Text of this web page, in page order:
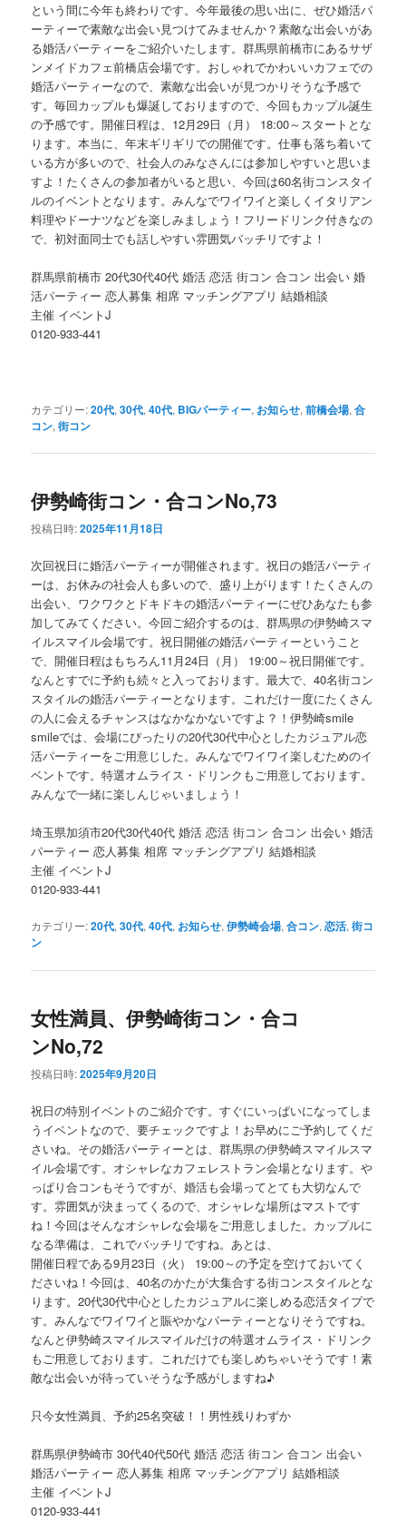
という間に今年も終わりです。今年最後の思い出に、ぜひ婚活パ
ーティーで素敵な出会い見つけてみませんか？素敵な出会いがあ
る婚活パーティーをご紹介いたします。群馬県前橋市にあるサザ
ンメイドカフェ前橋店会場です。おしゃれでかわいいカフェでの
婚活パーティーなので、素敵な出会いが見つかりそうな予感で
す。毎回カップルも爆誕しておりますので、今回もカップル誕生
の予感です。開催日程は、12月29日（月） 18:00～スタートとな
ります。本当に、年末ギリギリでの開催です。仕事も落ち着いて
いる方が多いので、社会人のみなさんには参加しやすいと思いま
すよ！たくさんの参加者がいると思い、今回は60名街コンスタイ
ルのイベントとなります。みんなでワイワイと楽しくイタリアン
料理やドーナツなどを楽しみましょう！フリードリンク付きなの
で、初対面同士でも話しやすい雰囲気バッチリですよ！
群馬県前橋市 20代30代40代 婚活 恋活 街コン 合コン 出会い 婚
活パーティー 恋人募集 相席 マッチングアプリ 結婚相談
主催 イベントJ
0120-933-441
カテゴリー:20代,30代,40代, BIGパーティー, お知らせ,前橋会場,合
コン,街コン
伊勢崎街コン・合コンNo,73
投稿日時:2025年11月18日
次回祝日に婚活パーティーが開催されます。祝日の婚活パーティ
ーは、お休みの社会人も多いので、盛り上がります！たくさんの
出会い、ワクワクとドキドキの婚活パーティーにぜひあなたも参
加してみてください。今回ご紹介するのは、群馬県の伊勢崎スマ
イルスマイル会場です。祝日開催の婚活パーティーということ
で、開催日程はもちろん11月24日（月） 19:00～祝日開催です。
なんとすでに予約も続々と入っております。最大で、40名街コン
スタイルの婚活パーティーとなります。これだけ一度にたくさん
の人に会えるチャンスはなかなかないですよ？！伊勢崎smile
smileでは、会場にぴったりの20代30代中心としたカジュアル恋
活パーティーをご用意じした。みんなでワイワイ楽しむためのイ
ベントです。特選オムライス・ドリンクもご用意しております。
みんなで一緒に楽しんじゃいましょう！
埼玉県加須市20代30代40代 婚活 恋活 街コン 合コン 出会い 婚活
パーティー 恋人募集 相席 マッチングアプリ 結婚相談
主催 イベントJ
0120-933-441
カテゴリー:20代,30代,40代, お知らせ,伊勢崎会場,合コン,恋活,街コ
ン
女性満員、伊勢崎街コン・合コ
ンNo,72
投稿日時:2025年9月20日
祝日の特別イベントのご紹介です。すぐにいっぱいになってしま
うイベントなので、要チェックですよ！お早めにご予約してくだ
さいね。その婚活パーティーとは、群馬県の伊勢崎スマイルスマ
イル会場です。オシャレなカフェレストラン会場となります。や
っぱり合コンもそうですが、婚活も会場ってとても大切なんで
す。雰囲気が決まってくるので、オシャレな場所はマストです
ね！今回はそんなオシャレな会場をご用意しました。カップルに
なる準備は、これでバッチリですね。あとは、
開催日程である9月23日（火） 19:00～の予定を空けておいてく
ださいね！今回は、40名のかたが大集合する街コンスタイルとな
ります。20代30代中心としたカジュアルに楽しめる恋活タイプで
す。みんなでワイワイと賑やかなパーティーとなりそうですね。
なんと伊勢崎スマイルスマイルだけの特選オムライス・ドリンク
もご用意しております。これだけでも楽しめちゃいそうです！素
敵な出会いが待っていそうな予感がしますね♪
只今女性満員、予約25名突破！！男性残りわずか
群馬県伊勢崎市 30代40代50代 婚活 恋活 街コン 合コン 出会い
婚活パーティー 恋人募集 相席 マッチングアプリ 結婚相談
主催 イベントJ
0120-933-441